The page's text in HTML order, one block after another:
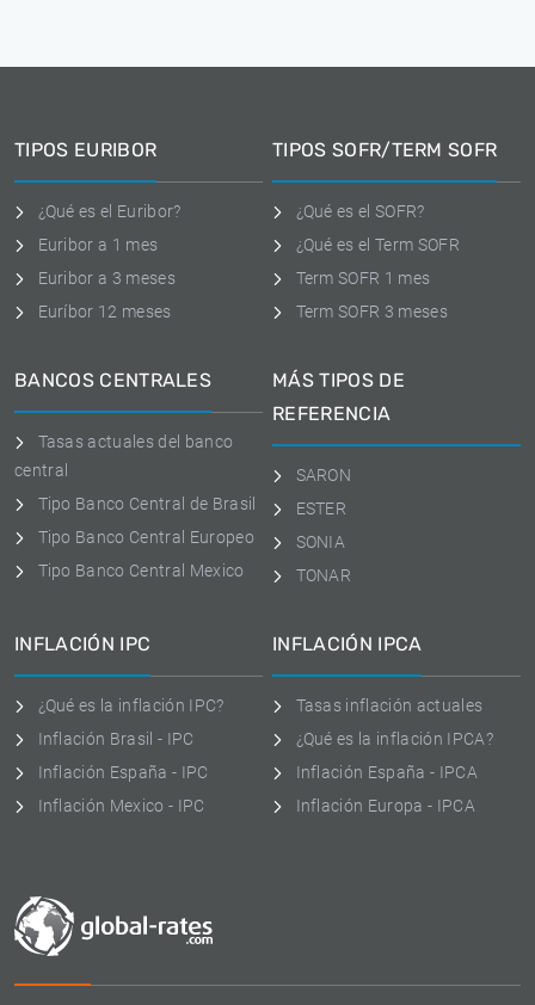
TIPOS EURIBOR
¿Qué es el Euribor?
Euribor a 1 mes
Euribor a 3 meses
Euríbor 12 meses
TIPOS SOFR/TERM SOFR
¿Qué es el SOFR?
¿Qué es el Term SOFR
Term SOFR 1 mes
Term SOFR 3 meses
BANCOS CENTRALES
Tasas actuales del banco
central
Tipo Banco Central de Brasil
Tipo Banco Central Europeo
Tipo Banco Central Mexico
MÁS TIPOS DE
REFERENCIA
SARON
ESTER
SONIA
TONAR
INFLACIÓN IPC
¿Qué es la inflación IPC?
Inflación Brasil - IPC
Inflación España - IPC
Inflación Mexico - IPC
INFLACIÓN IPCA
Tasas inflación actuales
¿Qué es la inflación IPCA?
Inflación España - IPCA
Inflación Europa - IPCA